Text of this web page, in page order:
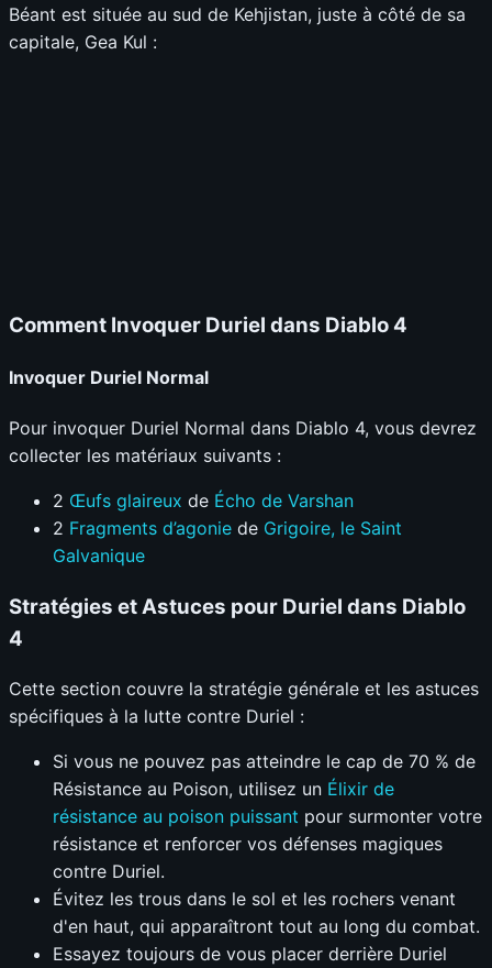
Béant est située au sud de Kehjistan, juste à côté de sa
capitale, Gea Kul :
Comment Invoquer Duriel dans Diablo 4
Invoquer Duriel Normal
Pour invoquer Duriel Normal dans Diablo 4, vous devrez
collecter les matériaux suivants :
2 Œufs glaireux de Écho de Varshan
2 Fragments d’agonie de Grigoire, le Saint
Galvanique
Stratégies et Astuces pour Duriel dans Diablo
4
Cette section couvre la stratégie générale et les astuces
spécifiques à la lutte contre Duriel :
Si vous ne pouvez pas atteindre le cap de 70 % de
Résistance au Poison, utilisez un Élixir de
résistance au poison puissant pour surmonter votre
résistance et renforcer vos défenses magiques
contre Duriel.
Évitez les trous dans le sol et les rochers venant
d'en haut, qui apparaîtront tout au long du combat.
Essayez toujours de vous placer derrière Duriel